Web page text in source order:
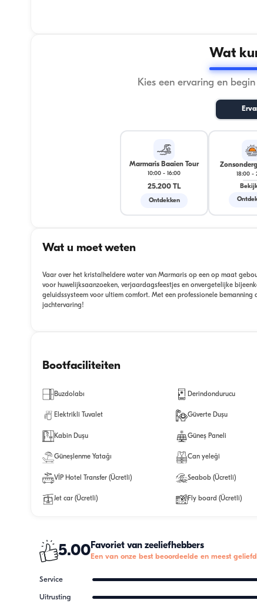
Wat
Kies een ervaring en
Marmaris Baaien Tour
10:00 -16:00
25.200 TL
Ontdekken
18:00-
Wat u moet weten
Vaar over het kristalheldere water van Marmaris op een op maat
voor huwelijksaanzoeken, verjaardagsfeestjes en onvergetelijke
geluidssysteem voor ultiem comfort. Met een professionele
jachtervaring!
Bootfaciliteiten
Buzdolabı Derindondurucu
Elektrikli Tuvalet Güverte Duşu
Kabin Duşu Güneş Paneli
Güneşlenme Yatağı Can yeleği
VİP Hotel Transfer (Ücretli) Seabob (Ücretli)
Jet car (Ücretli) Fly board (Ücretli)
5.00Favoriet van zeeliefhebbers
Een van onze best beoordeelde en meest
Service
Uitrusting